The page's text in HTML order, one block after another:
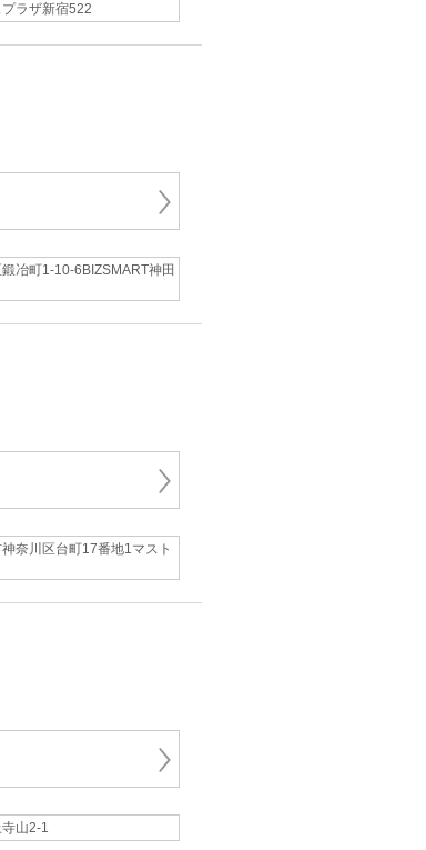
ラザ新宿522
冶町1-10-6BIZSMART神田
奈川区台町17番地1マスト
山2-1